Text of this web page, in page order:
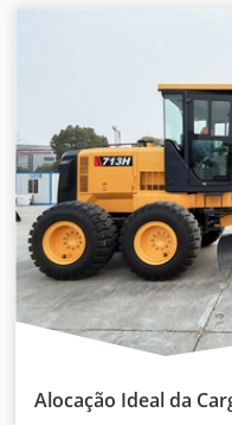
Alocação Ideal da